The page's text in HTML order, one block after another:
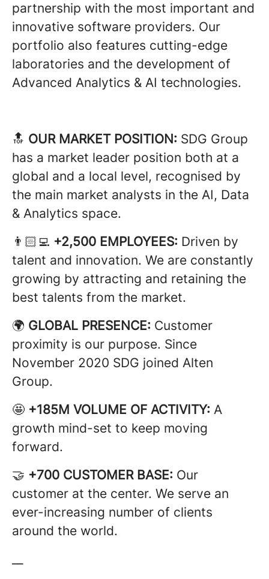
partnership with the most important and
innovative software providers. Our
portfolio also features cutting-edge
laboratories and the development of
Advanced Analytics & AI technologies.
🔝 OUR MARKET POSITION: SDG Group
has a market leader position both at a
global and a local level, recognised by
the main market analysts in the AI, Data
& Analytics space.
👨🏻‍💻 +2,500 EMPLOYEES: Driven by
talent and innovation. We are constantly
growing by attracting and retaining the
best talents from the market.
🌍 GLOBAL PRESENCE: Customer
proximity is our purpose. Since
November 2020 SDG joined Alten
Group.
🤩 +185M VOLUME OF ACTIVITY: A
growth mind-set to keep moving
forward.
🤝 +700 CUSTOMER BASE: Our
customer at the center. We serve an
ever-increasing number of clients
around the world.